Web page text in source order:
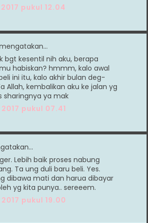
pukul 12.04
bgt kesentil nih aku, berapa
habiskan? hmmm, kalo awal
ini itu, kalo akhir bulan deg-
Allah, kembalikan aku ke jalan yg
sharingnya ya mak
pukul 07.41
Lebih baik proses nabung
Ta ung duli baru beli. Yes.
dibawa mati dan harua dibayar
yg kita punya.. sereeem.
pukul 19.00